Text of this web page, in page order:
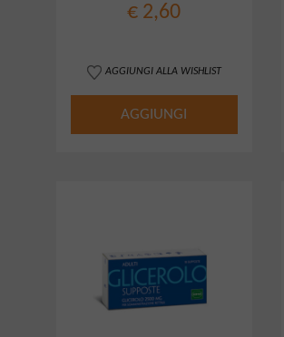
€ 2,60
AGGIUNGI ALLA WISHLIST
AGGIUNGI